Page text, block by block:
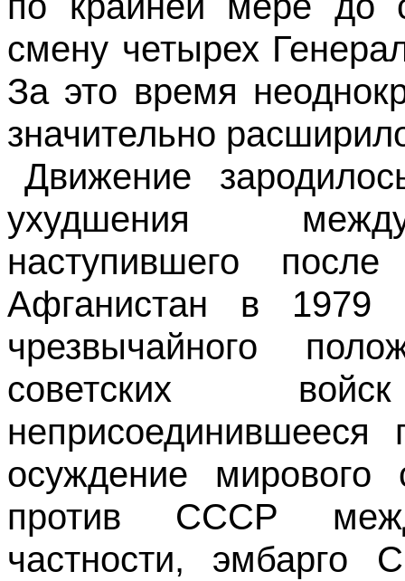
смену четырех
За это время
значительно
Движение
ухудшения
наступившего
Афганистан в
чрезвычайного
советских
неприсоединившееся
осуждение
против СССР
частности,